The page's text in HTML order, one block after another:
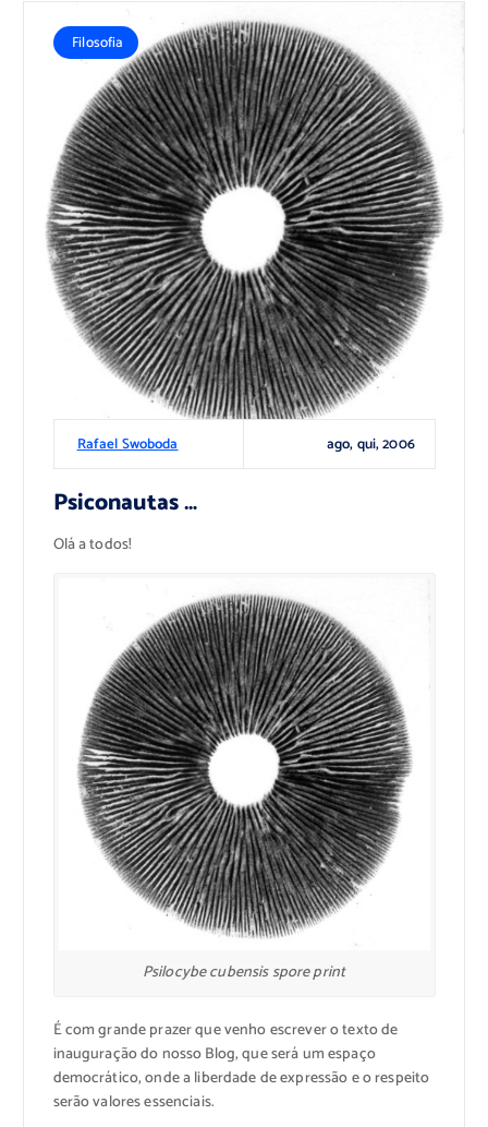
Rafael Swoboda ago, qui, 2006
Filosofia
Psiconautas …
Olá a todos!
Psilocybe cubensis spore print
É com grande prazer que venho escrever o texto de
inauguração do nosso Blog, que será um espaço
democrático, onde a liberdade de expressão e o respeito
serão valores essenciais.